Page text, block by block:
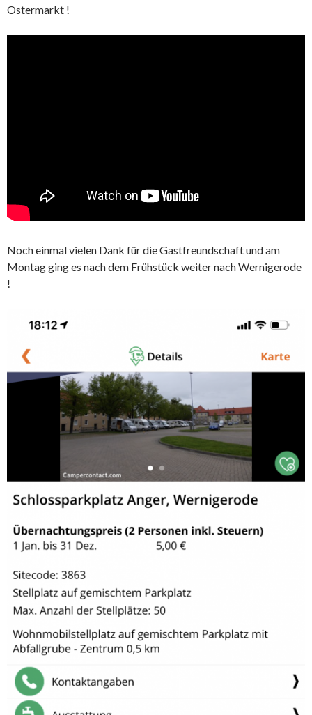
Ostermarkt !
Noch einmal vielen Dank für die Gastfreundschaft und am
Montag ging es nach dem Frühstück weiter nach Wernigerode
!